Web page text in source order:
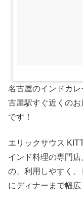
名古屋のインドカ
古屋駅すぐ近くの
です！
エリックサウス
インド料理の専門
の、利用しやすく
にディナーまで幅広